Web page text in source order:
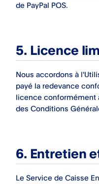
de PayPal POS.
5. Licence
Nous accordons à
payé la redevance
licence conformément
des Conditions
6. Entretien
Le Service de Caisse